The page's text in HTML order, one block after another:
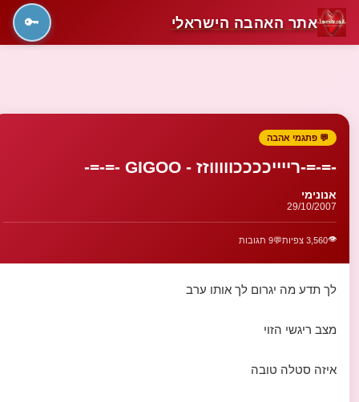
אתר האהבה הישראלי 🔑
💬 פתגמי אהבה
-=-=-רייייככככוווווזז - GIGOO -=-=-
אנונימי
29/10/2007
👁️3,560 צפיות 💬9 תגובות
לך תדע מה יגרום לך אותו ערב
מצב ריגשי הזוי
איזה סטלה טובה